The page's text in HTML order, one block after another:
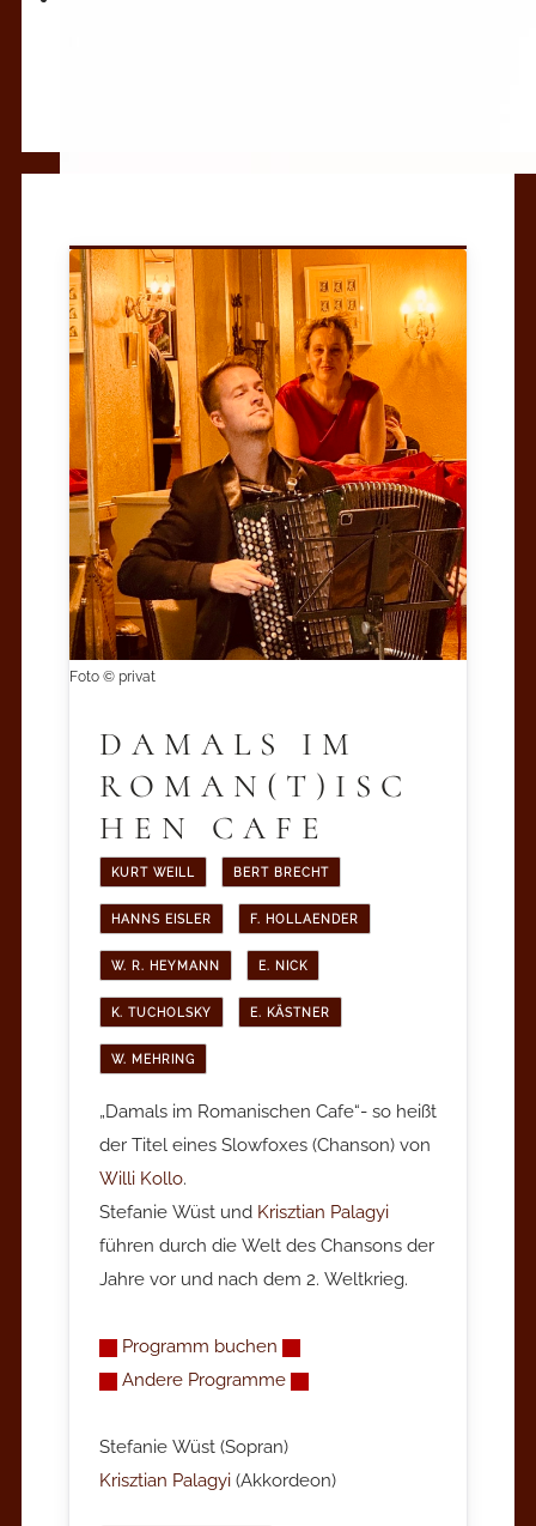
Foto © privat
DAMALS IM
ROMAN(T)ISC
HEN CAFE
KURT WEILL BERT BRECHT
HANNS EISLER F. HOLLAENDER
W. R. HEYMANN E. NICK
K. TUCHOLSKY E. KÄSTNER
W. MEHRING
„Damals im Romanischen Cafe“- so heißt
der Titel eines Slowfoxes (Chanson) von
Willi Kollo.
Stefanie Wüst und Krisztian Palagyi
führen durch die Welt des Chansons der
Jahre vor und nach dem 2. Weltkrieg.
Programm buchen
Andere Programme
Stefanie Wüst (Sopran)
Krisztian Palagyi (Akkordeon)